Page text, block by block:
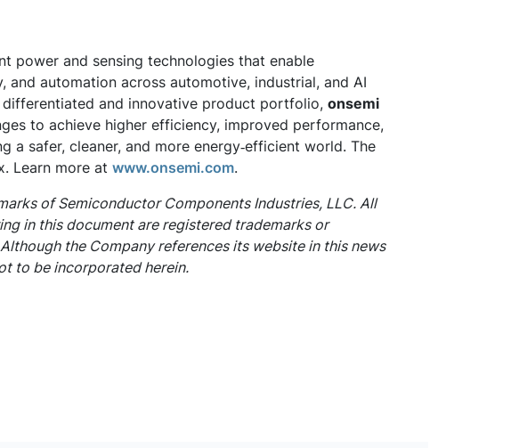
power and sensing technologies that enable
automation across automotive, industrial, and AI
differentiated and innovative product portfolio, onsemi
to achieve higher efficiency, improved performance,
a safer, cleaner, and more energy‑efficient world. The
Learn more at www.onsemi.com.
of Semiconductor Components Industries, LLC. All
in this document are registered trademarks or
the Company references its website in this news
to be incorporated herein.